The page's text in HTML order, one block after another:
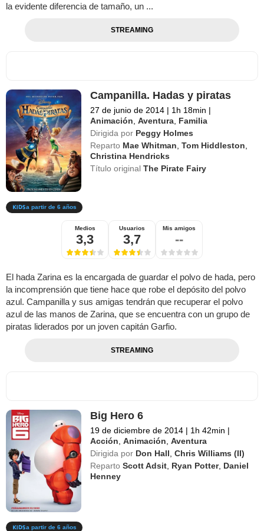
la evidente diferencia de tamaño, un ...
STREAMING
Campanilla. Hadas y piratas
27 de junio de 2014 | 1h 18min |
Animación ,Aventura Familia
Dirigida por Peggy Holmes
Reparto Mae Whitman ,Tom Hiddleston
Christina Hendricks
Título originalThe Pirate Fairy
a partir de 6 años
Medios
3,3
Usuarios
3,7
Mis amigos
--
El hada Zarina es la encargada de guardar el polvo de hada, pero
la incomprensión que tiene hace que robe el depósito del polvo
azul. Campanilla y sus amigas tendrán que recuperar el polvo
azul de las manos de Zarina, que se encuentra con un grupo de
piratas liderados por un joven capitán Garfio.
STREAMING
Big Hero 6
19 de diciembre de 2014 | 1h 42min |
Acción ,Animación ,Aventura
Dirigida por Don Hall ,Chris Williams (II)
Reparto Scott Adsit Ryan Potter, Daniel
Henney
a partir de 6 años